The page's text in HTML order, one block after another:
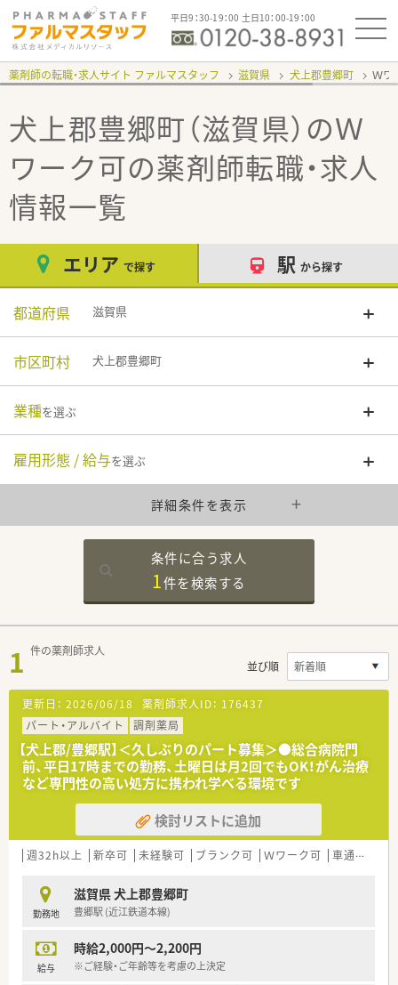
平日9：30-19：00 土日10：00-19：00
薬剤師の転職・求人サイト ファルマスタッフ 滋賀県 犬上郡豊郷町 Ｗワ
犬上郡豊郷町（滋賀県）のＷ
ワーク可の薬剤師転職・求人
情報一覧
エリア で探す 駅 から探す
都道府県 滋賀県
市区町村 犬上郡豊郷町
業種を選ぶ
雇用形態 / 給与を選ぶ
詳細条件を表示
条件に合う求人
1件を検索する
1 件の薬剤師求人
並び順
更新日： 2026/06/18 薬剤師求人ID： 176437
パート・アルバイト
調剤薬局
【犬上郡/豊郷駅】＜久しぶりのパート募集＞●総合病院門
前、平日17時までの勤務、土曜日は月2回でもOK！がん治療
など専門性の高い処方に携われ学べる環境です
検討リストに追加
週32h以上 新卒可 未経験可 ブランク可 Ｗワーク可 車通勤可
勤務地
滋賀県 犬上郡豊郷町
豊郷駅 (近江鉄道本線)
給与
時給2,000円～2,200円
※ご経験・ご年齢等を考慮の上決定